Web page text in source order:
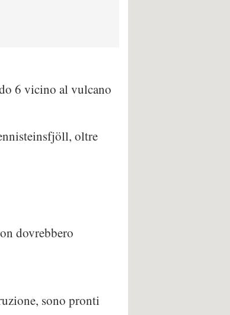
6 vicino al vulcano
oltre
dovrebbero
sono pronti